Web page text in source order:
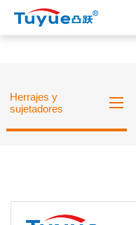
Herrajes y
sujetadores